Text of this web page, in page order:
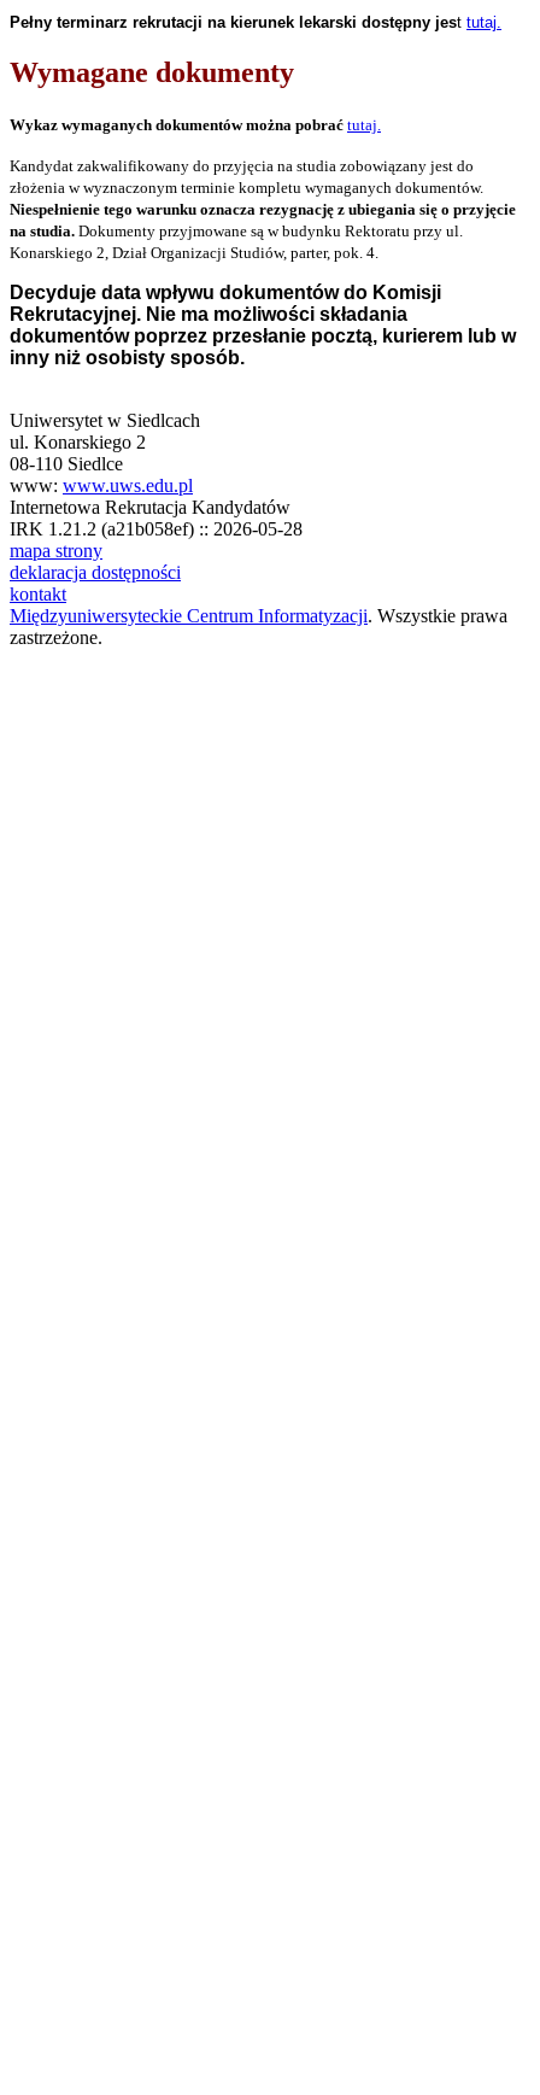
Pełny terminarz rekrutacji na kierunek lekarski dostępny jest tutaj.
Wymagane dokumenty
Wykaz wymaganych dokumentów można pobrać tutaj.
Kandydat zakwalifikowany do przyjęcia na studia zobowiązany jest do
złożenia w wyznaczonym terminie kompletu wymaganych dokumentów.
Niespełnienie tego warunku oznacza rezygnację z ubiegania się o przyjęcie
na studia. Dokumenty przyjmowane są w budynku Rektoratu przy ul.
Konarskiego 2, Dział Organizacji Studiów, parter, pok. 4.
Decyduje data wpływu dokumentów do Komisji
Rekrutacyjnej. Nie ma możliwości składania
dokumentów poprzez przesłanie pocztą, kurierem lub w
inny niż osobisty sposób.
Uniwersytet w Siedlcach
ul. Konarskiego 2
08-110 Siedlce
www: www.uws.edu.pl
Internetowa Rekrutacja Kandydatów
IRK 1.21.2 (a21b058ef) :: 2026-05-28
mapa strony
deklaracja dostępności
kontakt
Międzyuniwersyteckie Centrum Informatyzacji. Wszystkie prawa
zastrzeżone.